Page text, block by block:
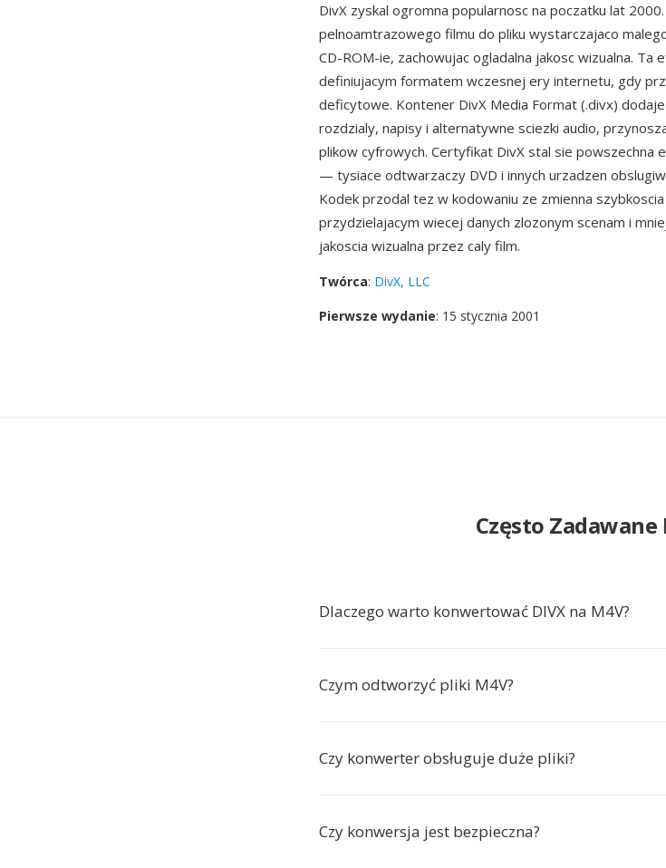
DivX zyskal ogromna popularnosc na poczatku lat
pelnoamtrazowego filmu do pliku wystarczajaco
CD-ROM-ie, zachowujac ogladalna jakosc wizualna. Ta
definiujacym formatem wczesnej ery internetu, gdy
deficytowe. Kontener DivX Media Format (.divx)
rozdzialy, napisy i alternatywne sciezki audio,
plikow cyfrowych. Certyfikat DivX stal sie powszechna
— tysiace odtwarzaczy DVD i innych urzadzen
Kodek przodal tez w kodowaniu ze zmienna
przydzielajacym wiecej danych zlozonym scenam i
jakoscia wizualna przez caly film.
Twórca: DivX, LLC
Pierwsze wydanie: 15 stycznia 2001
Często
Dlaczego warto konwertować DIVX na M4V?
Czym odtworzyć pliki M4V?
Czy konwerter obsługuje duże pliki?
Czy konwersja jest bezpieczna?